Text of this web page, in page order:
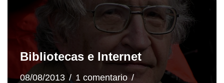
Bibliotecas e Internet
08/08/2013
1 comentario